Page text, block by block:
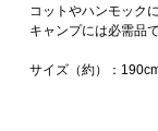
コットやハンモック
キャンプには必需品で
サイズ（約）：